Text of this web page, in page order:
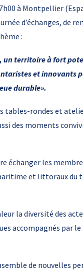
à Montpellier
d’échanges, de
:
un territoire à fort
et innovants
durable».
tables-rondes et
des moments
échanger les
et littoraux du
la diversité des
accompagnés par
de nouvelles